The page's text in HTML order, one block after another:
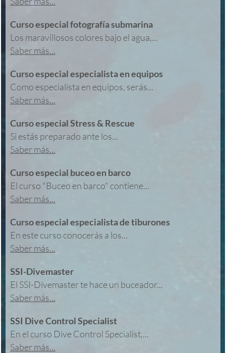
Curso especial fotografía submarina
Los maravillosos colores bajo el agua,...
Saber más...
Curso especial especialista en equipos
Como especialista en equipos, serás...
Saber más...
Curso especial Stress & Rescue
Si estás preparado ante los...
Saber más...
Curso especial buceo en barco
El curso "Buceo en barco" contiene...
Saber más...
Curso especial especialista de tiburones
En este curso conocerás a los...
Saber más...
SSI-Divemaster
El SSI-Divemaster te hace un buceador...
Saber más...
SSI Dive Control Specialist
En el curso Dive Control Specialist,...
Saber más...